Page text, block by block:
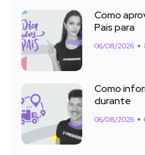
Como
Pais para
06/08/2026
Como
durante
06/08/2026